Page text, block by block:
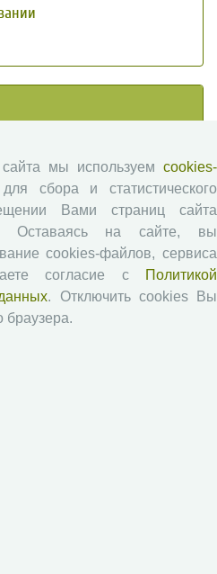
развития
мы используем cookies-
сбора и статистического
Вами страниц сайта
Оставаясь на сайте, вы
cookies-файлов, сервиса
согласие с
Политикой
. Отключить cookies Вы
браузера.